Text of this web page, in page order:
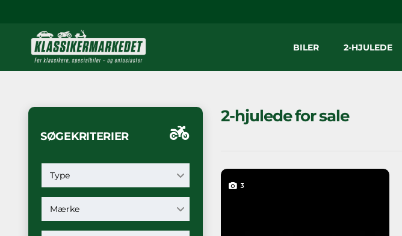
BILER 2-HJULEDE
SØGEKRITERIER
Type
Mærke
2-hjulede for sale
3